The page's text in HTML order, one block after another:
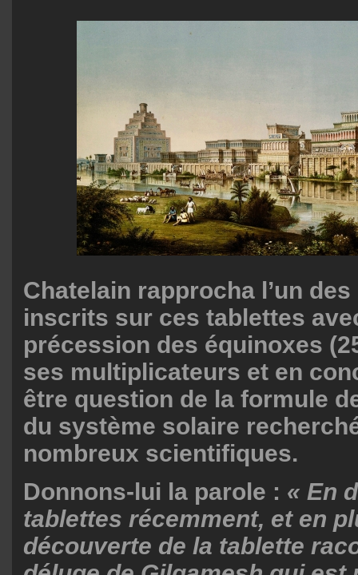
Chatelain rapprocha l’un
inscrits sur ces tablettes
précession des équinoxes
ses multiplicateurs et en
être question de la formule
du système solaire
nombreux scientifiques.
Donnons-lui la parole : « En
tablettes récemment, et en
découverte de la tablette